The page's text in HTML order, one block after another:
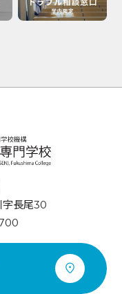
字長尾30